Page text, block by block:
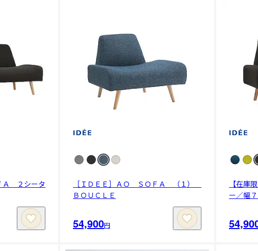
Ａ ２シータ
［ＩＤＥＥ］ＡＯ ＳＯＦＡ （１）
ＢＯＵＣＬＥ
54,900円
【在庫
ー／幅